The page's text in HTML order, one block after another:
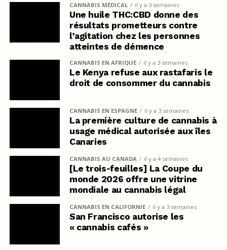
CANNABIS MÉDICAL il y a 3 semaines
Une huile THC:CBD donne des
résultats prometteurs contre
l’agitation chez les personnes
atteintes de démence
CANNABIS EN AFRIQUE il y a 3 semaines
Le Kenya refuse aux rastafaris le
droit de consommer du cannabis
CANNABIS EN ESPAGNE il y a 3 semaines
La première culture de cannabis à
usage médical autorisée aux îles
Canaries
CANNABIS AU CANADA il y a 4 semaines
[Le trois-feuilles] La Coupe du
monde 2026 offre une vitrine
mondiale au cannabis légal
CANNABIS EN CALIFORNIE il y a 3 semaines
San Francisco autorise les
« cannabis cafés »